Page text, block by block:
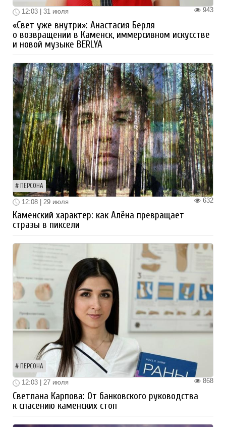
943
12:03 | 31 июля
«Свет уже внутри»: Анастасия Берля
о возвращении в Каменск, иммерсивном искусстве
и новой музыке BERLYA
ПЕРСОНА
632
12:08 | 29 июля
Каменский характер: как Алёна превращает
стразы в пиксели
ПЕРСОНА
868
12:03 | 27 июля
Светлана Карпова: От банковского руководства
к спасению каменских стоп